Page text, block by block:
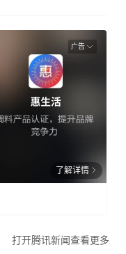
广告
了解详情
打开腾讯新闻查看更多